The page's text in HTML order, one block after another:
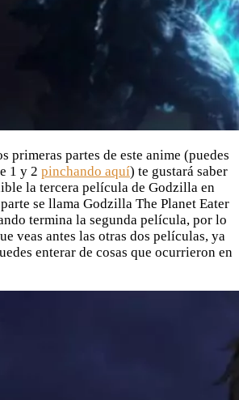
primeras partes de este anime (puedes
1 y 2 pinchando aquí) te gustará saber
la tercera película de Godzilla en
se llama Godzilla The Planet Eater
termina la segunda película, por lo
veas antes las otras dos películas, ya
enterar de cosas que ocurrieron en